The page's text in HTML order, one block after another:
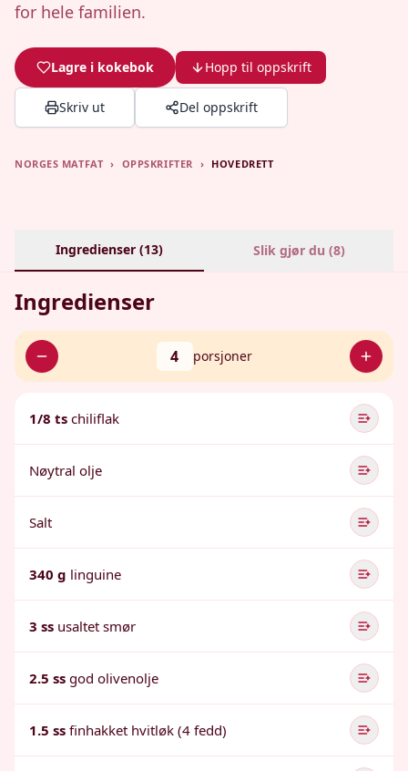
for hele familien.
Lagre i kokebok Hopp til oppskrift
Skriv ut Del oppskrift
NORGES MATFAT › OPPSKRIFTER › HOVEDRETT
Ingredienser (13) Slik gjør du (8)
Ingredienser
4 porsjoner
1/8 ts chiliflak
Nøytral olje
Salt
340 g linguine
3 ss usaltet smør
2.5 ss god olivenolje
1.5 ss finhakket hvitløk (4 fedd)